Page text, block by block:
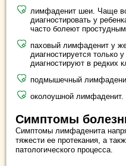
лимфаденит шеи. Чаще
диагностировать у
часто болеют
паховый лимфаденит у
диагностируется только
диагностируют в редких
подмышечный
околоушной лимфаденит.
Симптомы
Симптомы лимфаденита
тяжести ее протекания, а
патологического процесса.